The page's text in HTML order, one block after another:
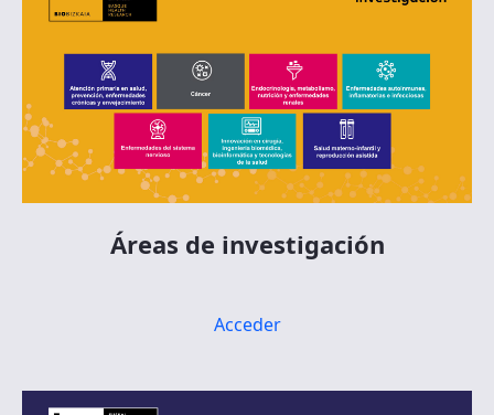
Áreas de investigación
Acceder